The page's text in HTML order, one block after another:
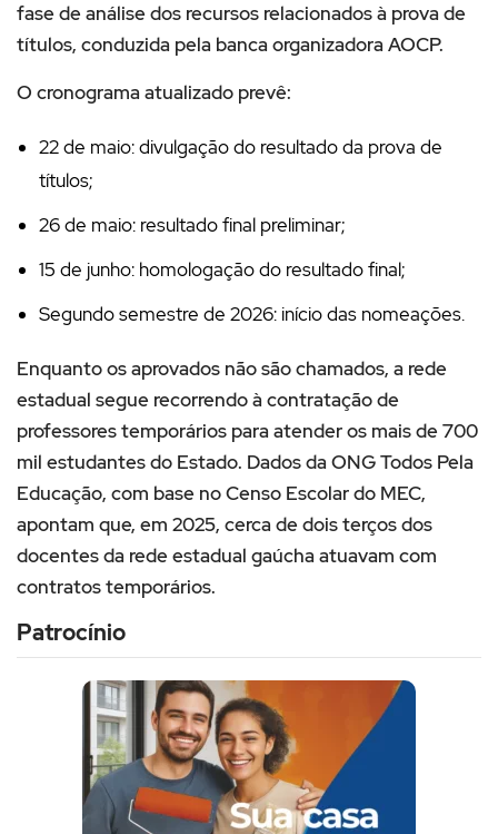
fase de análise dos recursos relacionados à prova de
títulos, conduzida pela banca organizadora AOCP.
O cronograma atualizado prevê:
22 de maio: divulgação do resultado da prova de
títulos;
26 de maio: resultado final preliminar;
15 de junho: homologação do resultado final;
Segundo semestre de 2026: início das nomeações.
Enquanto os aprovados não são chamados, a rede
estadual segue recorrendo à contratação de
professores temporários para atender os mais de 700
mil estudantes do Estado. Dados da ONG Todos Pela
Educação, com base no Censo Escolar do MEC,
apontam que, em 2025, cerca de dois terços dos
docentes da rede estadual gaúcha atuavam com
contratos temporários.
Patrocínio